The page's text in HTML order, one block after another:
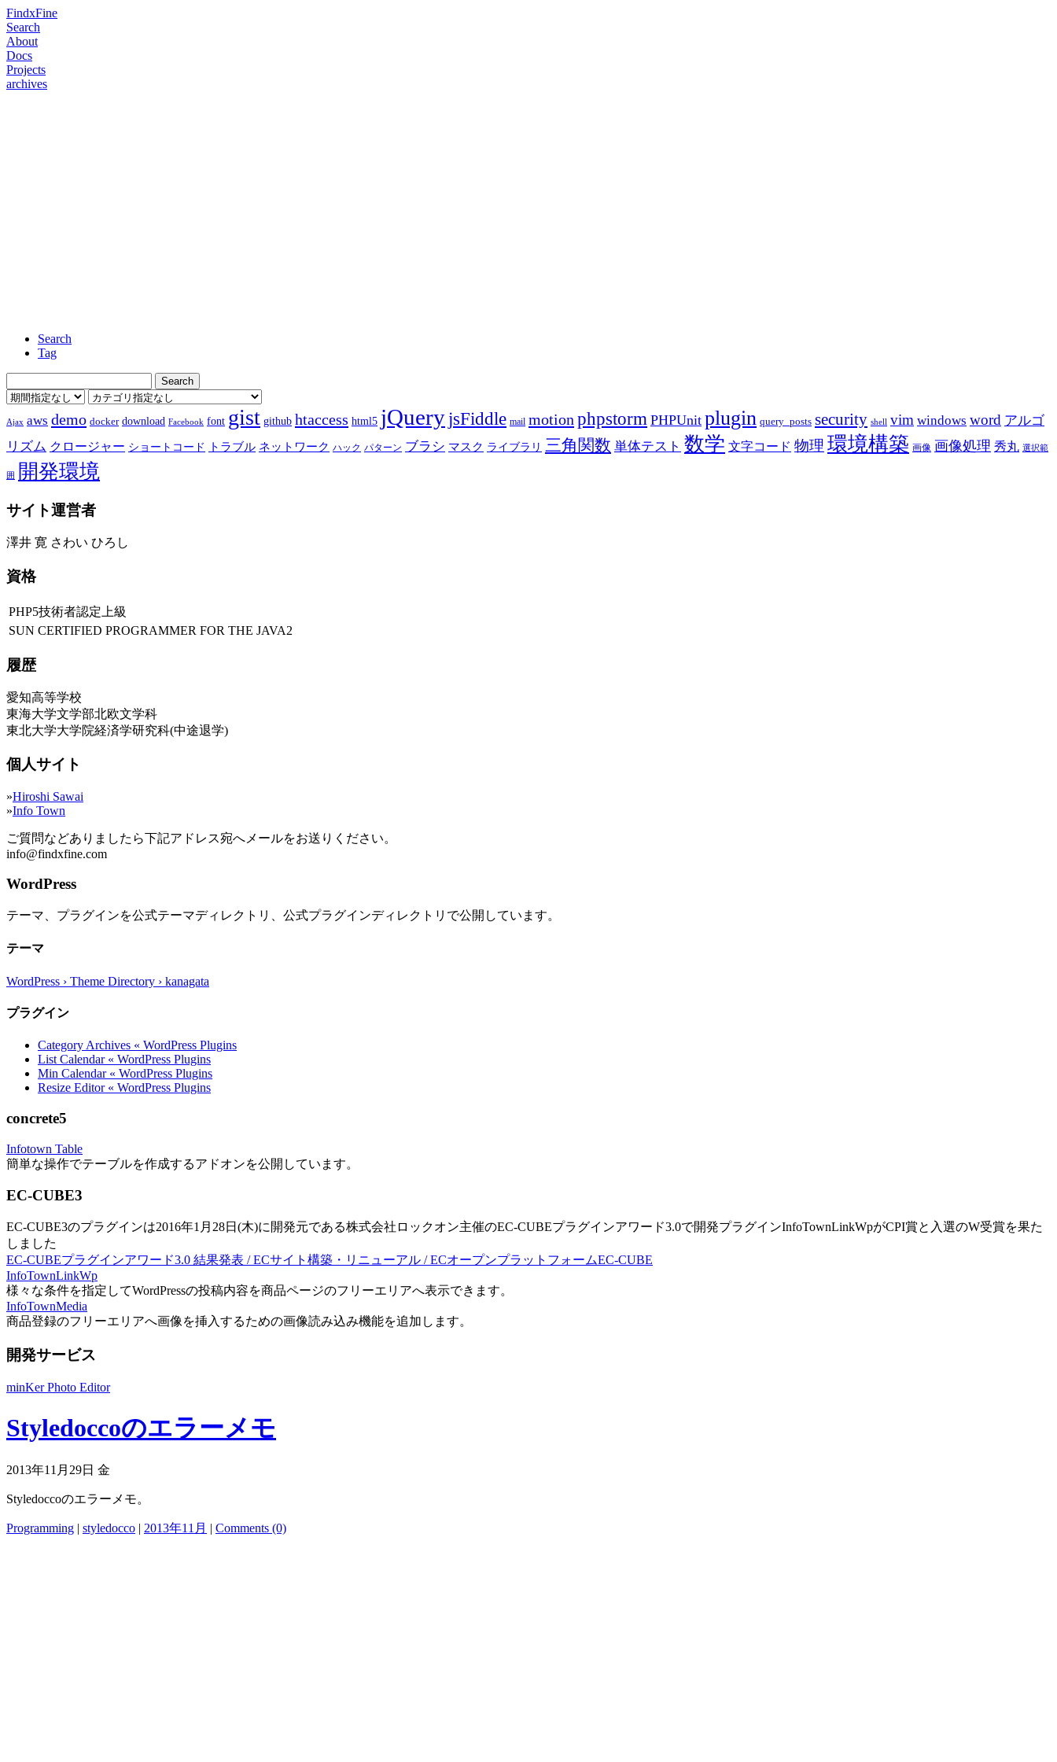
FindxFine
Search
About
Docs
Projects
archives
Search
Tag
Ajax aws demo docker download Facebook font gist github htaccess html5 jQuery jsFiddle mail motion phpstorm PHPUnit plugin query_posts security shell vim windows word アルゴ
リズム クロージャー ショートコード トラブル ネットワーク ハック パターン ブラシ マスク ライブラリ 三角関数 単体テスト 数学 文字コード 物理 環境構築 画像 画像処理 秀丸 選択範
囲 開発環境
サイト運営者
澤井 寛 さわい ひろし
資格
PHP5技術者認定上級
SUN CERTIFIED PROGRAMMER FOR THE JAVA2
履歴
愛知高等学校
東海大学文学部北欧文学科
東北大学大学院経済学研究科(中途退学)
個人サイト
»Hiroshi Sawai
»Info Town
ご質問などありましたら下記アドレス宛へメールをお送りください。
info@findxfine.com
WordPress
テーマ、プラグインを公式テーマディレクトリ、公式プラグインディレクトリで公開しています。
テーマ
WordPress › Theme Directory › kanagata
プラグイン
Category Archives « WordPress Plugins
List Calendar « WordPress Plugins
Min Calendar « WordPress Plugins
Resize Editor « WordPress Plugins
concrete5
Infotown Table
簡単な操作でテーブルを作成するアドオンを公開しています。
EC-CUBE3
EC-CUBE3のプラグインは2016年1月28日(木)に開発元である株式会社ロックオン主催のEC-CUBEプラグインアワード3.0で開発プラグインInfoTownLinkWpがCPI賞と入選のW受賞を果た
しました
EC-CUBEプラグインアワード3.0 結果発表 / ECサイト構築・リニューアル / ECオープンプラットフォームEC-CUBE
InfoTownLinkWp
様々な条件を指定してWordPressの投稿内容を商品ページのフリーエリアへ表示できます。
InfoTownMedia
商品登録のフリーエリアへ画像を挿入するための画像読み込み機能を追加します。
開発サービス
minKer Photo Editor
Styledoccoのエラーメモ
2013年11月29日 金
Styledoccoのエラーメモ。
Programming | styledocco | 2013年11月 | Comments (0)